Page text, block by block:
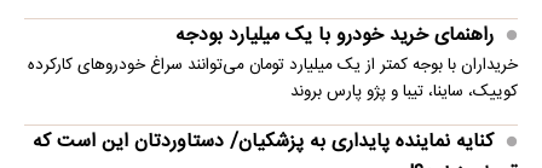
راهنمای خرید خودرو با یک میلیارد بودجه
خریداران با بوجه کمتر از یک میلیارد تومان می‌توانند سراغ خودروهای کارکرده
کوییک، ساینا، تیبا و پژو پارس بروند
کنایه نماینده پایداری به پزشکیان/ دستاوردتان این است که